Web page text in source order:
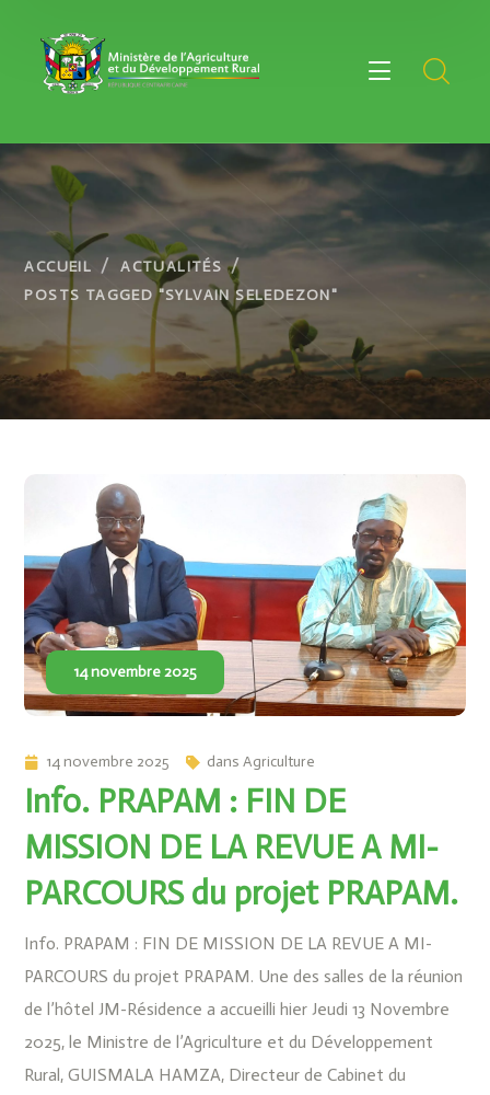
ACCUEIL
ACTUALITÉS
POSTS TAGGED "SYLVAIN SELEDEZON"
14 novembre 2025
14 novembre 2025 dansAgriculture
Info. PRAPAM : FIN DE
MISSION DE LA REVUE A MI-
PARCOURS du projet PRAPAM.
Info. PRAPAM : FIN DE MISSION DE LA REVUE A MI-
PARCOURS du projet PRAPAM. Une des salles de la réunion
de l’hôtel JM-Résidence a accueilli hier Jeudi 13 Novembre
2025, le Ministre de l’Agriculture et du Développement
Rural, GUISMALA HAMZA, Directeur de Cabinet du